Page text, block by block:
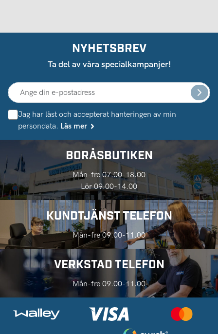
NYHETSBREV
Ta del av våra specialkampanjer!
Jag har läst och accepterat hanteringen av min
persondata. Läs mer
BORÅSBUTIKEN
Mån-fre 07.00-18.00
Lör 09.00-14.00
KUNDTJÄNST TELEFON
Mån-fre 09.00-11.00
VERKSTAD TELEFON
Mån-fre 09.00-11.00